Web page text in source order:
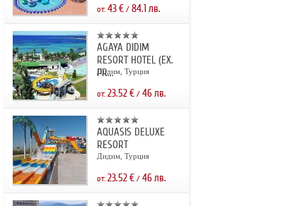
от: 43€/ 84.1лв.
AGAYA DIDIM
RESORT HOTEL (EX.
PR...
Дидим, Турция
от: 23.52€/ 46лв.
AQUASIS DELUXE
RESORT
Дидим, Турция
от: 23.52€/ 46лв.